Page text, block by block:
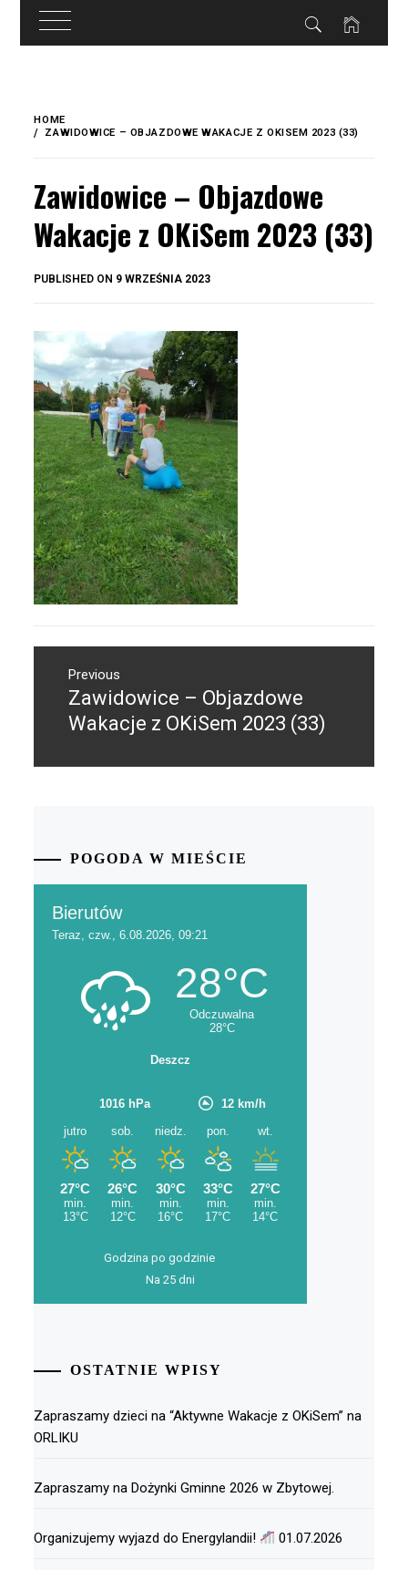
treści
content
HOME
ZAWIDOWICE – OBJAZDOWE WAKACJE Z OKISEM 2023 (33)
Zawidowice – Objazdowe
Wakacje z OKiSem 2023 (33)
PUBLISHED ON 9 WRZEŚNIA 2023
wpisuPrevious
Previous
post:
Zawidowice – Objazdowe
Wakacje z OKiSem 2023 (33)
POGODA W MIEŚCIE
Godzina po godzinie
Na 25 dni
OSTATNIE WPISY
Zapraszamy dzieci na “Aktywne Wakacje z OKiSem” na
ORLIKU
Zapraszamy na Dożynki Gminne 2026 w Zbytowej.
Organizujemy wyjazd do Energylandii! 01.07.2026